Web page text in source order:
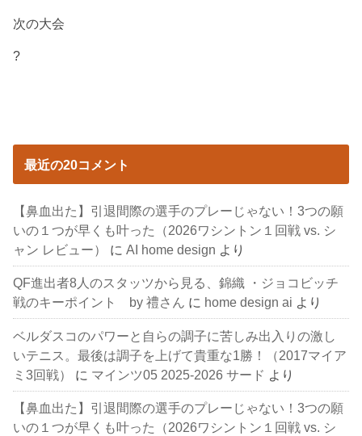
次の大会
?
最近の20コメント
【鼻血出た】引退間際の選手のプレーじゃない！3つの願
いの１つが早くも叶った（2026ワシントン１回戦 vs. シ
ャン レビュー）
にAI home design より
QF進出者8人のスタッツから見る、錦織 ・ジョコビッチ
戦のキーポイント by 禮さん に home design ai より
ベルダスコのパワーと自らの調子に苦しみ出入りの激し
いテニス。最後は調子を上げて貴重な1勝！（2017マイア
ミ3回戦）
に マインツ05 2025-2026 サード より
【鼻血出た】引退間際の選手のプレーじゃない！3つの願
いの１つが早くも叶った（2026ワシントン１回戦 vs. シ